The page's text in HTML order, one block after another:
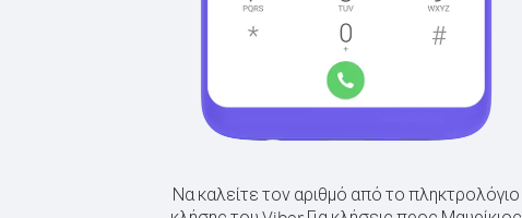
Να καλείτε τον αριθμό από το πληκτρολόγιο